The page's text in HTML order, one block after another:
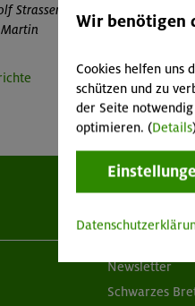
Strasser
Aktuelles
Newsletter
Schwarzes
Wir benötigen
Cookies helfen uns
schützen und zu
der Seite
optimieren. (Details